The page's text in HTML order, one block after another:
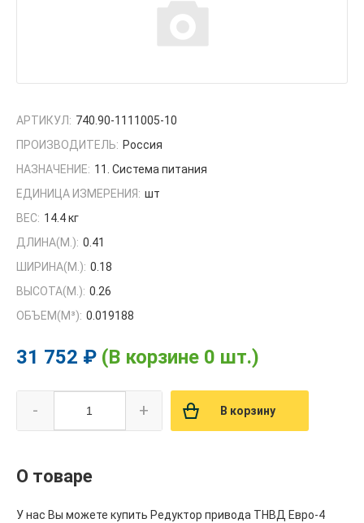
АРТИКУЛ: 740.90-1111005-10
ПРОИЗВОДИТЕЛЬ: Россия
НАЗНАЧЕНИЕ: 11. Система питания
ЕДИНИЦА ИЗМЕРЕНИЯ: шт
ВЕС: 14.4 кг
ДЛИНА(М.): 0.41
ШИРИНА(М.): 0.18
ВЫСОТА(М.): 0.26
ОБЪЕМ(M³): 0.019188
31 752 ₽ (В корзине 0 шт.)
- + В корзину
О товаре
У нас Вы можете купить Редуктор привода ТНВД Евро-4